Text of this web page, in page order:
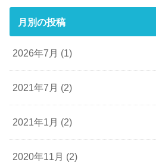
月別の投稿
2026年7月 (1)
2021年7月 (2)
2021年1月 (2)
2020年11月 (2)